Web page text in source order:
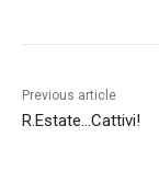
Previous article
R.Estate…Cattivi!